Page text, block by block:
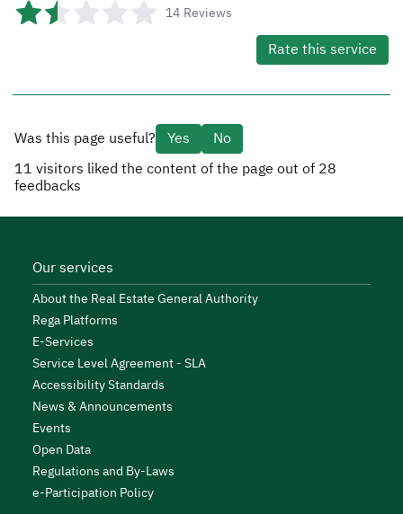
14 Reviews
Rate this service
Was this page useful? Yes
No
11 visitors liked the content of the page out of 28
feedbacks
Our services
About the Real Estate General Authority
Rega Platforms
E-Services
Service Level Agreement - SLA
Accessibility Standards
News & Announcements
Events
Open Data
Regulations and By-Laws
e-Participation Policy